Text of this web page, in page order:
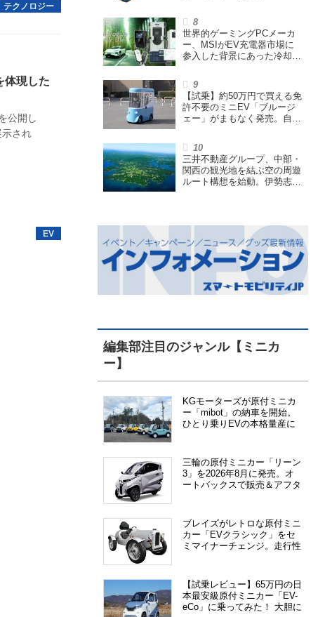
体現した
公開し
され
世界的ゲーミングPCメーカ
ー、MSIがEV充電器市場に
参入した背景にあった冷却技
回】
【試乗】約50万円で買える免
許不要のミニEV「ブルージ
ェー」がまもなく発売。自転
展開
三井不動産グループ、中部・
関西の観光地を結ぶ空の周遊
ルート構想を始動。伊勢志摩
編集部注目のジャンル【ミニカ
ー】
KGモーターズが原付ミニカ
ー「mibot」の納車を開始。
ひとり乗りEVの本格量産に
三輪の原付ミニカー「リーン
3」を2026年8月に発売。オ
ートバックスで販売＆アフタ
ブレイズがレトロな原付ミニ
カー「EVクラシック」をセ
ミマイナーチェンジ。走行性
【試乗レビュー】65万円の日
本最安級原付ミニカー「EV-
eCo」に乗ってみた！ 大胆に